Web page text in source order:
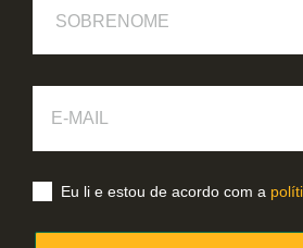
Mail
Eu li e estou de acordo com a